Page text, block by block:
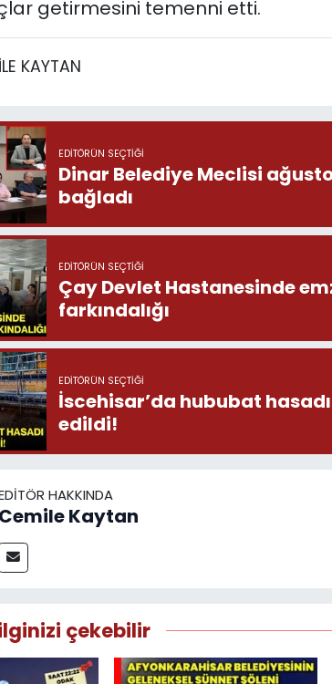
getirmesini temenni etti.
KAYTAN
EDITÖRÜN SEÇTIĞI
Dinar Belediye Meclisi
bağladı
EDITÖRÜN SEÇTIĞI
Çay Devlet Hastanesinde
farkındalığı
EDITÖRÜN SEÇTIĞI
İscehisar’da hububat
edildi!
HAKKINDA
Cemile Kaytan
çekebilir